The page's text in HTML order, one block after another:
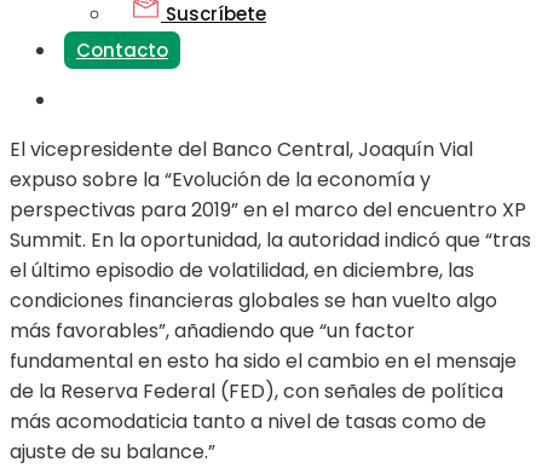
Suscríbete
Contacto
El vicepresidente del Banco Central, Joaquín Vial
expuso sobre la “Evolución de la economía y
perspectivas para 2019” en el marco del encuentro XP
Summit. En la oportunidad, la autoridad indicó que “tras
el último episodio de volatilidad, en diciembre, las
condiciones financieras globales se han vuelto algo
más favorables”, añadiendo que “un factor
fundamental en esto ha sido el cambio en el mensaje
de la Reserva Federal (FED), con señales de política
más acomodaticia tanto a nivel de tasas como de
ajuste de su balance.”